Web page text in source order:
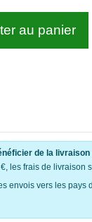
au panier
de la livraison
les frais de livraison
envois vers les pays